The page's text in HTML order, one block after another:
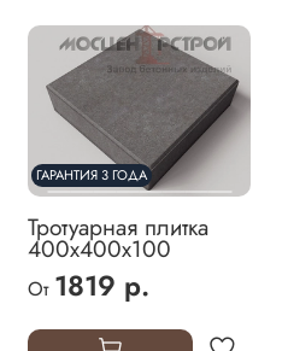
ГАРАНТИЯ 3 ГОДА
Тротуарная плитка
400х400х100
От 1819 р.